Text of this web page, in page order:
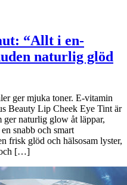
“Allt i en-
naturlig glöd
ger mjuka toner. E-vitamin
Beauty Lip Cheek Eye Tint är
ger naturlig glow åt läppar,
snabb och smart
frisk glöd och hälsosam lyster,
och […]